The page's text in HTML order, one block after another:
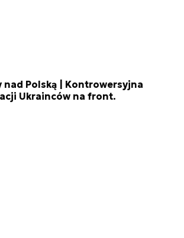
nad Polską | Kontrowersyjna
Ukrainców na front.